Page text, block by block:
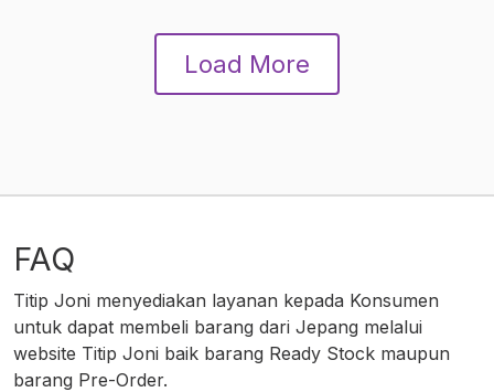
Load More
FAQ
Titip Joni menyediakan layanan kepada Konsumen
untuk dapat membeli barang dari Jepang melalui
website Titip Joni baik barang Ready Stock maupun
barang Pre-Order.